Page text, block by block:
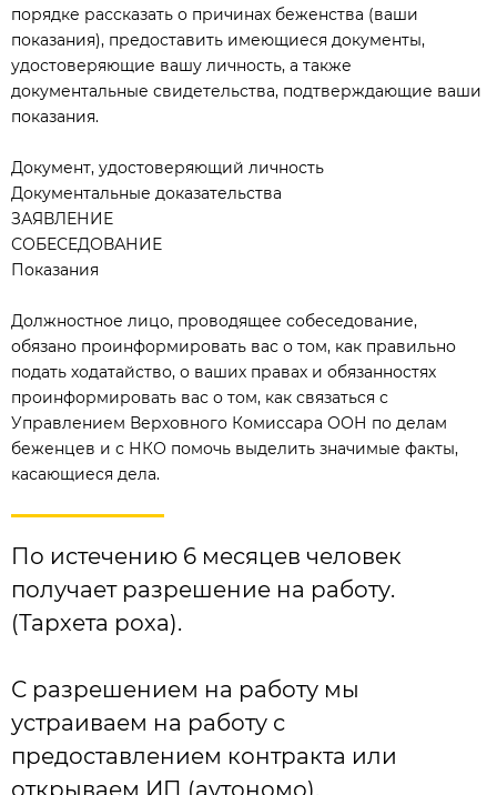
По истечению 6 месяцев человек
получает разрешение на работу.
(Тархета роха).
С разрешением на работу мы
устраиваем на работу с
предоставлением контракта или
открываем ИП (аутономо).
порядке рассказать о причинах беженства (ваши
показания), предоставить имеющиеся документы,
удостоверяющие вашу личность, а также
документальные свидетельства, подтверждающие ваши
показания.
Документ, удостоверяющий личность
Документальные доказательства
ЗАЯВЛЕНИЕ
СОБЕСЕДОВАНИЕ
Показания
Должностное лицо, проводящее собеседование,
обязано проинформировать вас о том, как правильно
подать ходатайство, о ваших правах и обязанностях
проинформировать вас о том, как связаться с
Управлением Верховного Комиссара ООН по делам
беженцев и с НКО помочь выделить значимые факты,
касающиеся дела.